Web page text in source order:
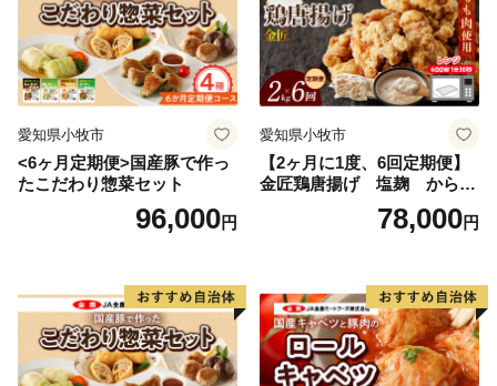
愛知県小牧市
<6ヶ月定期便>国産豚で作っ
たこだわり惣菜セット
96,000円
愛知県小牧市
【2ヶ月に1度、6回定期便】
金匠鶏唐揚げ 塩麹 からあ
78,000円